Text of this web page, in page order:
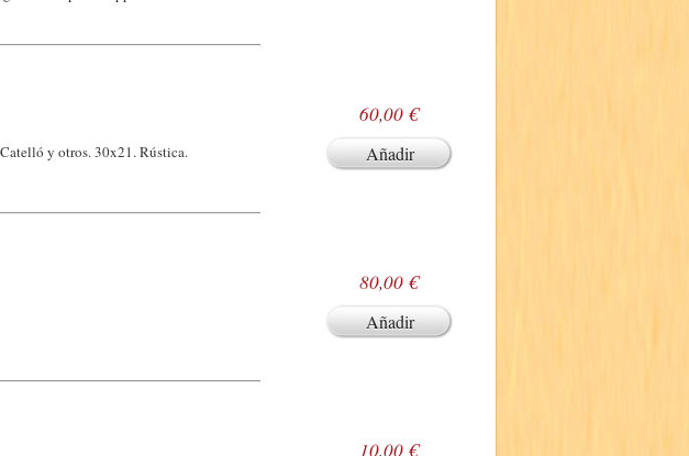
y otros. 30x21. Rústica.
60,00 €
Añadir
80,00 €
Añadir
10,00 €